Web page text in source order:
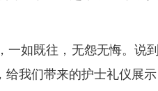
如既往，无怨无悔。说到
给我们带来的护士礼仪展示